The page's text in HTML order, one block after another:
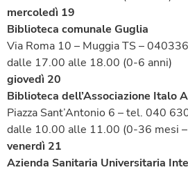
mercoledì 19
Biblioteca comunale Guglia
Via Roma 10 – Muggia TS –
dalle 17.00 alle 18.00 (0-6 anni)
giovedì 20
Biblioteca dell’Associazione Italo
Piazza Sant’Antonio 6 – tel. 040
dalle 10.00 alle 11.00 (0-36 mesi
venerdì 21
Azienda Sanitaria Universitaria